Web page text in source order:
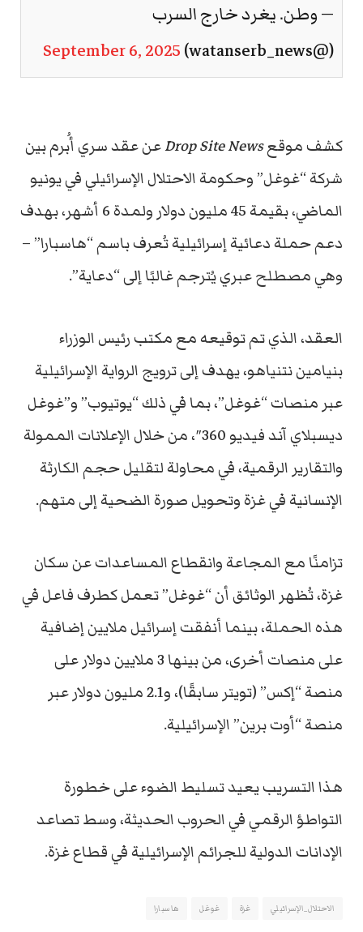
— وطن. يغرد خارج السرب
(@watanserb_news)
September 6, 2025
كشف موقعDrop Site Newsعن عقد سري أُبرم بين
شركة “غوغل” وحكومة الاحتلال الإسرائيلي في يونيو
الماضي، بقيمة 45 مليون دولار ولمدة 6 أشهر، بهدف
دعم حملة دعائية إسرائيلية تُعرف باسم “هاسبارا” –
وهي مصطلح عبري يُترجم غالبًا إلى “دعاية”.
العقد، الذي تم توقيعه مع مكتب رئيس الوزراء
بنيامين نتنياهو، يهدف إلى ترويج الرواية الإسرائيلية
عبر منصات “غوغل”، بما في ذلك “يوتيوب” و”غوغل
ديسبلاي آند فيديو 360″، من خلال الإعلانات الممولة
والتقارير الرقمية، في محاولة لتقليل حجم الكارثة
الإنسانية في غزة وتحويل صورة الضحية إلى متهم.
تزامنًا مع المجاعة وانقطاع المساعدات عن سكان
غزة، تُظهر الوثائق أن “غوغل” تعمل كطرف فاعل في
هذه الحملة، بينما أنفقت إسرائيل ملايين إضافية
على منصات أخرى، من بينها 3 ملايين دولار على
منصة “إكس” (تويتر سابقًا)، و2.1 مليون دولار عبر
منصة “أوت برين” الإسرائيلية.
هذا التسريب يعيد تسليط الضوء على خطورة
التواطؤ الرقمي في الحروب الحديثة، وسط تصاعد
الإدانات الدولية للجرائم الإسرائيلية في قطاع غزة.
الاحتلال_الإسرائيلي غزة غوغل هاسبارا